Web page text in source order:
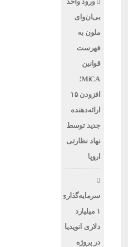
بی‌ان‌وای
ملون به
فهرست
قوانین
MiCA؛
افزودن ۱۵
ارائه‌دهنده
جدید توسط
نهاد نظارتی
اروپا
سرمایه‌گذاری
۱ میلیارد
دلاری انویدیا
در پروژه